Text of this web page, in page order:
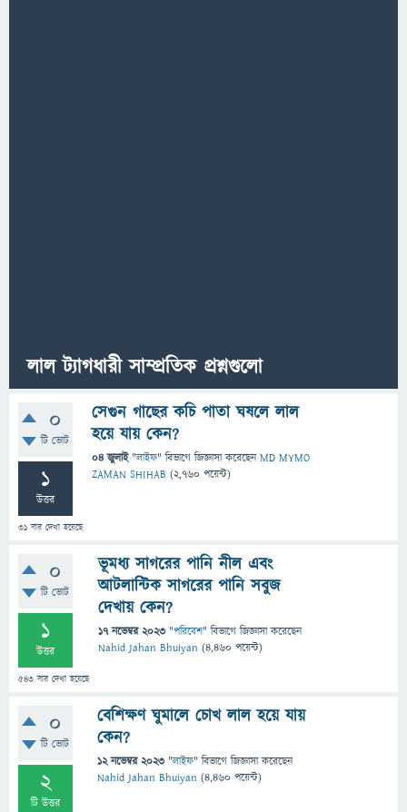
লাল ট্যাগধারী সাম্প্রতিক প্রশ্নগুলো
0
টি ভোট
1
উত্তর
31 বার দেখা হয়েছে
সেগুন গাছের কচি পাতা ঘষলে লাল
হয়ে যায় কেন?
04 জুলাই "লাইফ" বিভাগে জিজ্ঞাসাকরেছেনMD MYMO
ZAMAN SHIHAB (2,760 পয়েন্ট)
0
টি ভোট
1
উত্তর
543 বার দেখা হয়েছে
ভূমধ্য সাগরের পানি নীল এবং
আটলান্টিক সাগরের পানি সবুজ
দেখায় কেন?
17 নভেম্বর 2023 "পরিবেশ" বিভাগে জিজ্ঞাসাকরেছেন
Nahid Jahan Bhuiyan (4,460 পয়েন্ট)
0
টি ভোট
2
টি উত্তর
বেশিক্ষণ ঘুমালে চোখ লাল হয়ে যায়
কেন?
12 নভেম্বর 2023 "লাইফ" বিভাগে জিজ্ঞাসাকরেছেন
Nahid Jahan Bhuiyan (4,460 পয়েন্ট)